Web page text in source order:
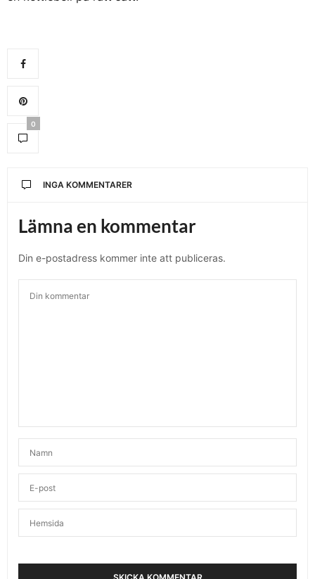
0
INGA KOMMENTARER
Lämna en kommentar
Din e-postadress kommer inte att publiceras.